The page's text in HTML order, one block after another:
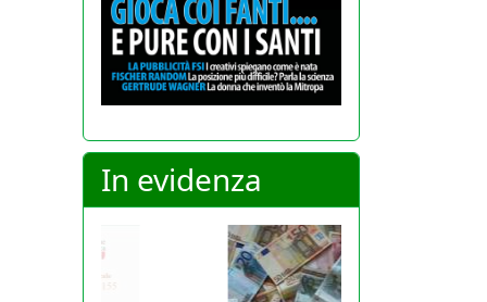
In evidenza